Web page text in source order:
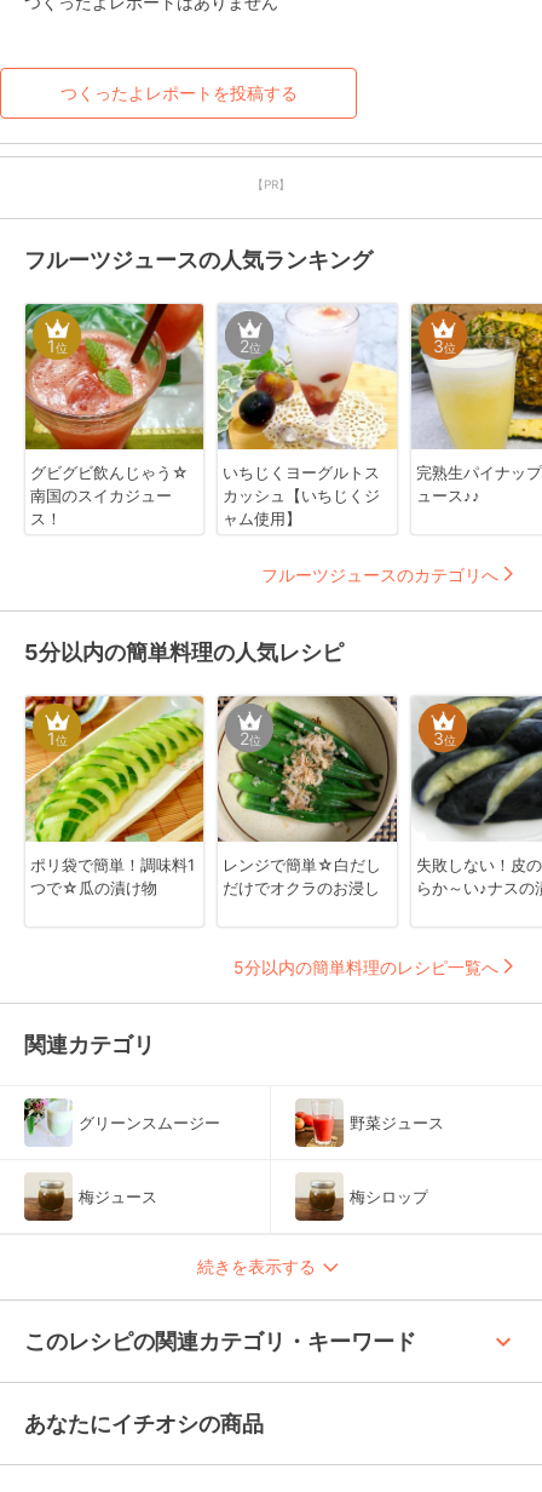
つくったよレポートを投稿する
【PR】
フルーツジュースの人気ランキング
1位
グビグビ飲んじゃう☆
南国のスイカジュー
ス！
2位
いちじくヨーグルトス
カッシュ【いちじくジ
ャム使用】
3位
完熟生パイナッ
ュース♪♪
フルーツジュースのカテゴリへ
5分以内の簡単料理の人気レシピ
1位
ポリ袋で簡単！調味料1
つで☆瓜の漬け物
2位
レンジで簡単☆白だし
だけでオクラのお浸し
3位
失敗しない！皮
らか～い♪ナスの
5分以内の簡単料理のレシピ一覧へ
関連カテゴリ
グリーンスムージー 野菜ジュース
梅ジュース 梅シロップ
続きを表示する
このレシピの関連カテゴリ・キーワード keyboard_arrow_up
あなたにイチオシの商品